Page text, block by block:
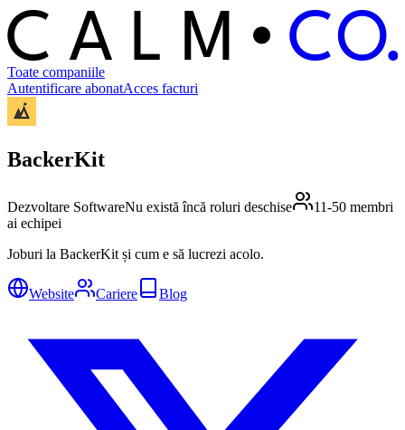
C ALM C O.
Toate companiile
Autentificare abonatAcces facturi
BackerKit
Dezvoltare SoftwareNu există încă roluri deschise
11-50 membri
ai echipei
Joburi la BackerKit și cum e să lucrezi acolo.
Website Cariere Blog